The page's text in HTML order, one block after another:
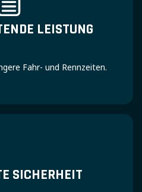
LEISTUNG
Fahr- und Rennzeiten.
SICHERHEIT